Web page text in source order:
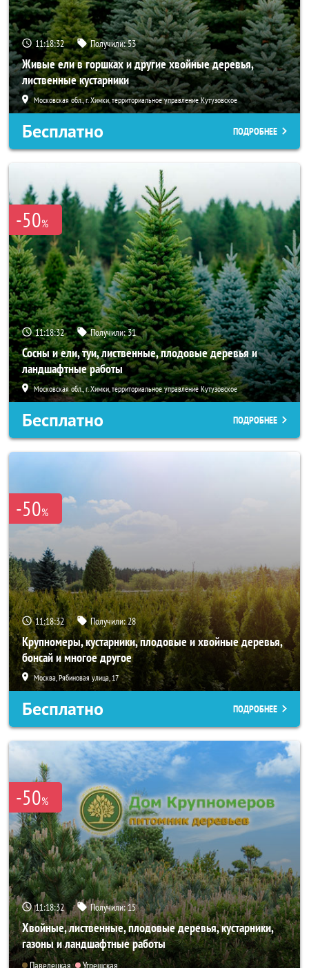
11:18:30 Получили:53
Живые ели в горшках и другие хвойные деревья,
лиственные кустарники
Московская обл., г. Химки, территориальное управление Кутузовское
Бесплатно ПОДРОБНЕЕ
-50%
11:18:30 Получили:31
Сосны и ели, туи, лиственные, плодовые деревья и
ландшафтные работы
Московская обл., г. Химки, территориальное управление Кутузовское
Бесплатно ПОДРОБНЕЕ
-50%
11:18:30 Получили:28
Крупномеры, кустарники, плодовые и хвойные деревья,
бонсай и многое другое
Москва, Рябиновая улица, 17
Бесплатно ПОДРОБНЕЕ
-50%
11:18:30 Получили:15
Хвойные, лиственные, плодовые деревья, кустарники,
газоны и ландшафтные работы
Павелецкая Угрешская